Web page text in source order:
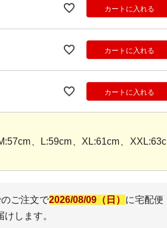
カートに入れる
カートに入れる
カートに入れる
、L:59cm、XL:61cm、XXL:63c
のご注文で2026/08/09（日） に宅配便
けします。